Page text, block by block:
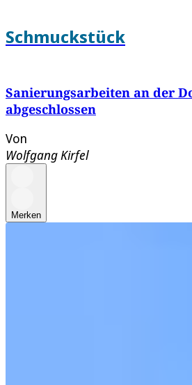
Schmuckstück
Sanierungsarbeiten an der
abgeschlossen
Von
Wolfgang Kirfel
Merken